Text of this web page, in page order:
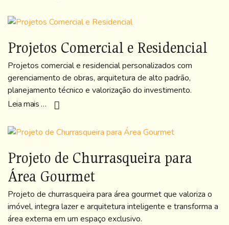
Projetos Comercial e Residencial
Projetos comercial e residencial personalizados com
gerenciamento de obras, arquitetura de alto padrão,
planejamento técnico e valorização do investimento.
Leia mais …
Projeto de Churrasqueira para
Área Gourmet
Projeto de churrasqueira para área gourmet que valoriza o
imóvel, integra lazer e arquitetura inteligente e transforma a
área externa em um espaço exclusivo.